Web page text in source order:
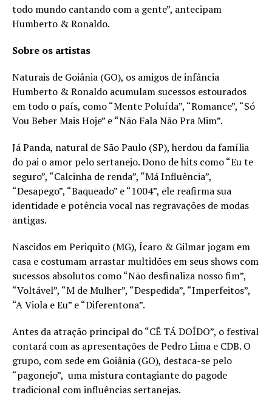
todo mundo cantando com a gente”, antecipam
Humberto & Ronaldo.
Sobre os artistas
Naturais de Goiânia (GO), os amigos de infância
Humberto & Ronaldo acumulam sucessos estourados
em todo o país, como “Mente Poluída”, “Romance”, “Só
Vou Beber Mais Hoje” e “Não Fala Não Pra Mim”.
Já Panda, natural de São Paulo (SP), herdou da família
do pai o amor pelo sertanejo. Dono de hits como “Eu te
seguro”, “Calcinha de renda”, “Má Influência”,
“Desapego”, “Baqueado” e “1004”, ele reafirma sua
identidade e potência vocal nas regravações de modas
antigas.
Nascidos em Periquito (MG), Ícaro & Gilmar jogam em
casa e costumam arrastar multidões em seus shows com
sucessos absolutos como “Não desfinaliza nosso fim”,
“Voltável”, “M de Mulher”, “Despedida”, “Imperfeitos”,
“A Viola e Eu” e “Diferentona”.
Antes da atração principal do “CÊ TÁ DOÍDO”, o festival
contará com as apresentações de Pedro Lima e CDB. O
grupo, com sede em Goiânia (GO), destaca-se pelo
“pagonejo”, uma mistura contagiante do pagode
tradicional com influências sertanejas.